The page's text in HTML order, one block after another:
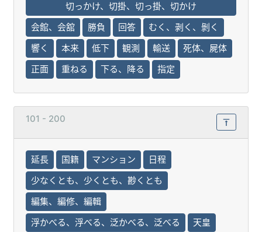
切っかけ、切掛、切っ掛、切かけ
会館、会舘
勝負 回答
むく、剥く、剝く
響く
本来 低下 観測 輸送
死体、屍体
正面
重ねる 下る、降る 指定
101 - 200
延長 国籍 マンション
日程
少なくとも、少くとも、尠くとも
編集、編修、編輯
浮かべる、浮べる、泛かべる、泛べる
天皇